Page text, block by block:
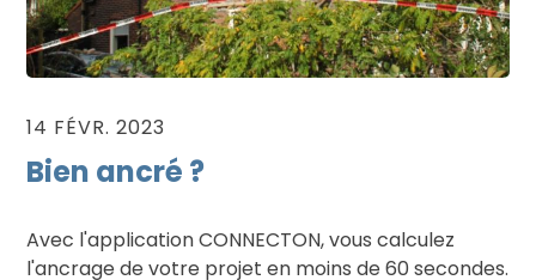
14 FÉVR. 2023
Bien ancré ?
Avec l'application CONNECTON, vous calculez
l'ancrage de votre projet en moins de 60 secondes.